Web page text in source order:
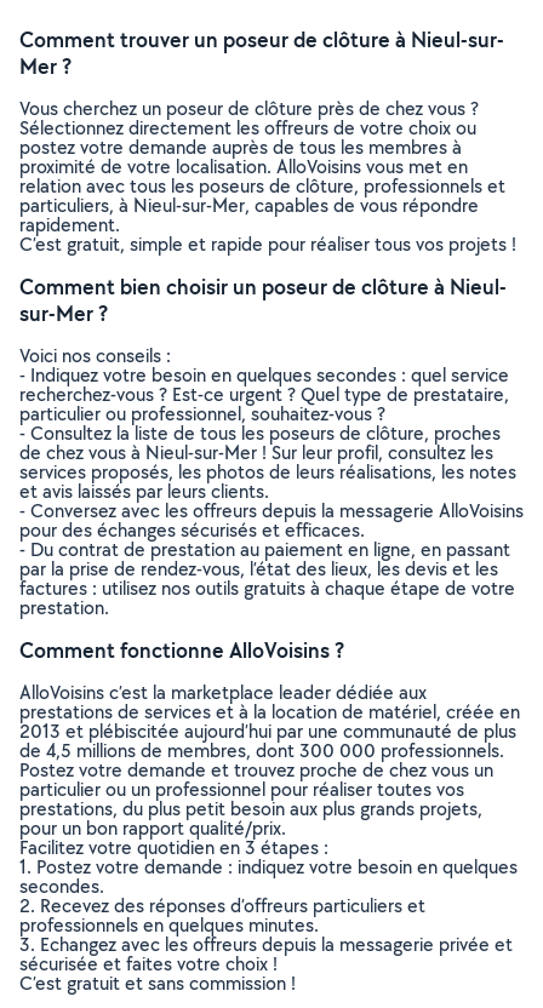
Comment trouver un poseur de clôture à Nieul-sur-
Mer ?
Vous cherchez un poseur de clôture près de chez vous ?
Sélectionnez directement les offreurs de votre choix ou
postez votre demande auprès de tous les membres à
proximité de votre localisation. AlloVoisins vous met en
relation avec tous les poseurs de clôture, professionnels et
particuliers, à Nieul-sur-Mer, capables de vous répondre
rapidement.
C’est gratuit, simple et rapide pour réaliser tous vos projets !
Comment bien choisir un poseur de clôture à Nieul-
sur-Mer ?
Voici nos conseils :
- Indiquez votre besoin en quelques secondes : quel service
recherchez-vous ? Est-ce urgent ? Quel type de prestataire,
particulier ou professionnel, souhaitez-vous ?
- Consultez la liste de tous les poseurs de clôture, proches
de chez vous à Nieul-sur-Mer ! Sur leur profil, consultez les
services proposés, les photos de leurs réalisations, les notes
et avis laissés par leurs clients.
- Conversez avec les offreurs depuis la messagerie AlloVoisins
pour des échanges sécurisés et efficaces.
- Du contrat de prestation au paiement en ligne, en passant
par la prise de rendez-vous, l’état des lieux, les devis et les
factures : utilisez nos outils gratuits à chaque étape de votre
prestation.
Comment fonctionne AlloVoisins ?
AlloVoisins c’est la marketplace leader dédiée aux
prestations de services et à la location de matériel, créée en
2013 et plébiscitée aujourd’hui par une communauté de plus
de 4,5 millions de membres, dont 300 000 professionnels.
Postez votre demande et trouvez proche de chez vous un
particulier ou un professionnel pour réaliser toutes vos
prestations, du plus petit besoin aux plus grands projets,
pour un bon rapport qualité/prix.
Facilitez votre quotidien en 3 étapes :
1. Postez votre demande : indiquez votre besoin en quelques
secondes.
2. Recevez des réponses d’offreurs particuliers et
professionnels en quelques minutes.
3. Echangez avec les offreurs depuis la messagerie privée et
sécurisée et faites votre choix !
C’est gratuit et sans commission !